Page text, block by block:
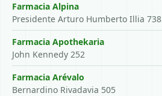
Farmacia Alpina
Presidente Arturo Humberto Illia 738
Farmacia Apothekaria
John Kennedy 252
Farmacia Arévalo
Bernardino Rivadavia 505